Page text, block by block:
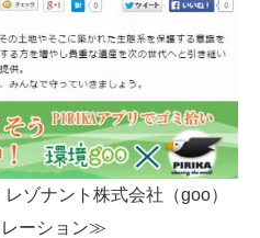
ゾナント株式会社（goo）
ーション≫